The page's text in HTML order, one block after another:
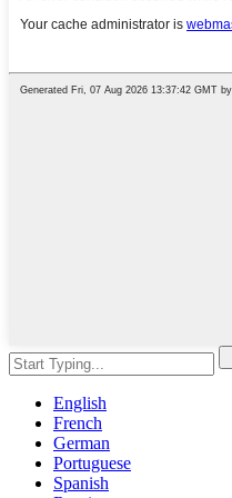
English
French
German
Portuguese
Spanish